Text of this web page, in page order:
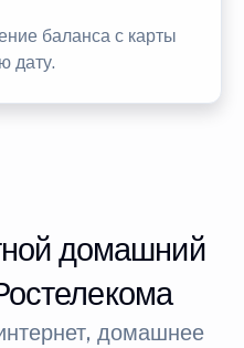
баланса с карты
дату.
домашний
домашнее